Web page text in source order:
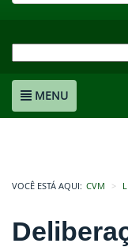
MENU
VOCÊ ESTÁ AQUI: CVM